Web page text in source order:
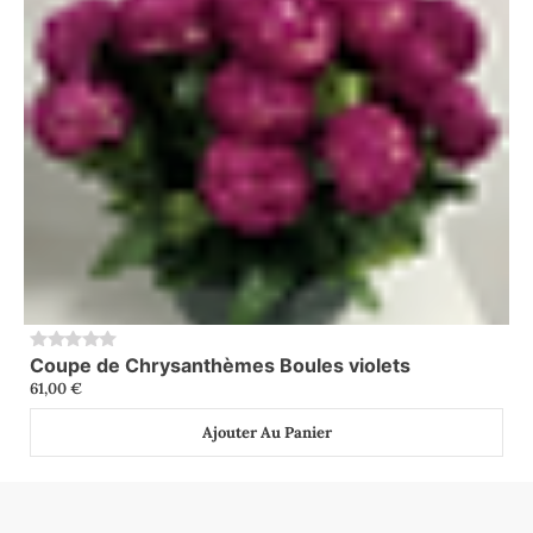
0
Coupe de Chrysanthèmes Boules violets
61,00€
Ajouter Au Panier